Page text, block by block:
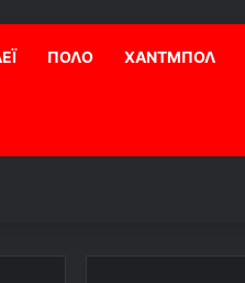
ΠΟΛΟ ΧΑΝΤΜΠΟΛ